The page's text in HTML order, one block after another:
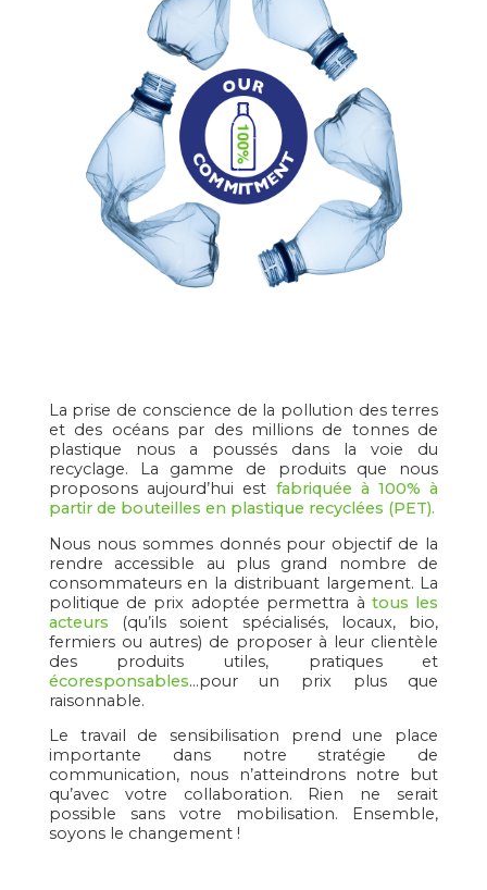
La prise de conscience de la pollution des terres
et des océans par des millions de tonnes de
plastique nous a poussés dans la voie du
recyclage. La gamme de produits que nous
proposons aujourd’hui est fabriquée à 100% à
partir de bouteilles en plastique recyclées (PET).
Nous nous sommes donnés pour objectif de la
rendre accessible au plus grand nombre de
consommateurs en la distribuant largement. La
politique de prix adoptée permettra à tous les
acteurs
(qu’ils soient spécialisés, locaux, bio,
fermiers ou autres) de proposer à leur clientèle
des produits utiles, pratiques et
écoresponsables...pour un prix plus que
raisonnable.
Le travail de sensibilisation prend une place
importante dans notre stratégie de
communication, nous n’atteindrons notre but
qu’avec votre collaboration. Rien ne serait
possible sans votre mobilisation. Ensemble,
soyons le changement !